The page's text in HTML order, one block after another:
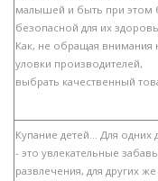
малышей и быть при этом
безопасной для их
Как, не обращая внимания
уловки производителей,
выбрать качественный
Купание детей... Для одних
- это увлекательные
развлечения, для других же